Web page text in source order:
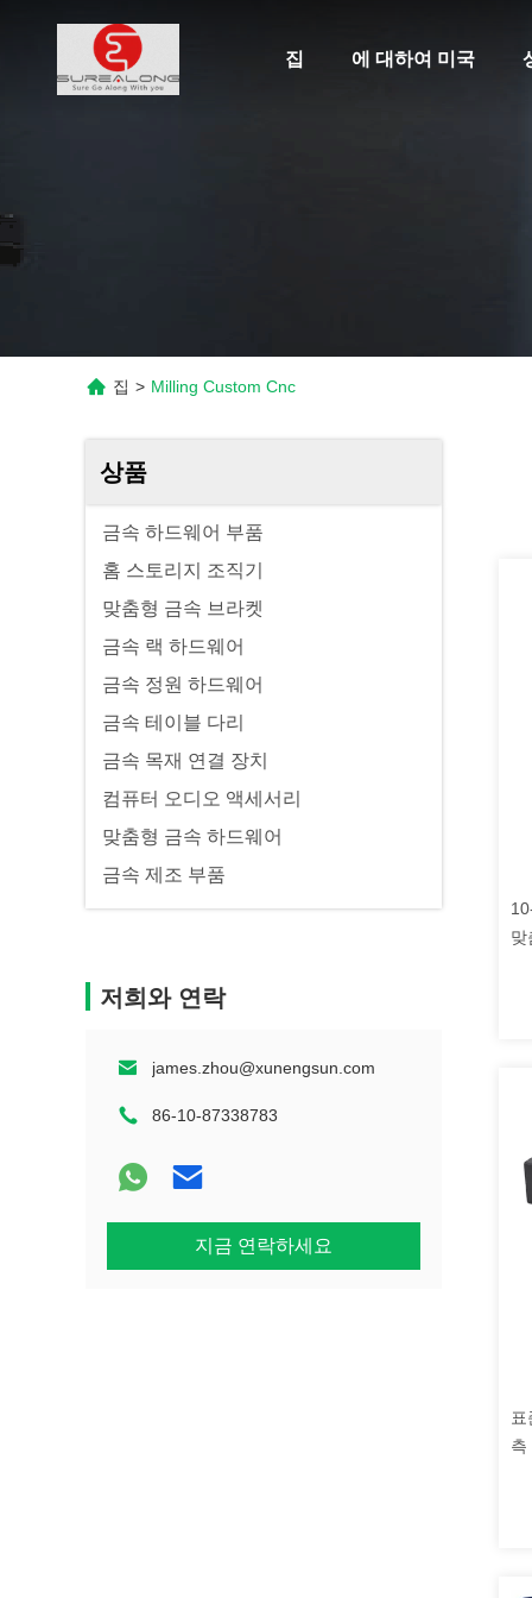
집 에 대하여 미국
집 > Milling Custom Cnc
상품
금속 하드웨어 부품
홈 스토리지 조직기
맞춤형 금속 브라켓
금속 랙 하드웨어
금속 정원 하드웨어
금속 테이블 다리
금속 목재 연결 장치
컴퓨터 오디오 액세서리
맞춤형 금속 하드웨어
금속 제조 부품
저희와 연락
james.zhou@xunengsun.com
86-10-87338783
지금 연락하세요
맞
측